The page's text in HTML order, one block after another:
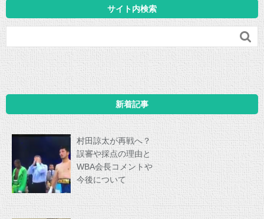
サイト内検索

新着記事
村田諒太が再戦へ？
誤審や採点の理由と
WBA会長コメントや
今後について